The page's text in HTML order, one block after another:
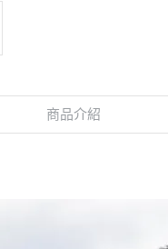
商品介紹